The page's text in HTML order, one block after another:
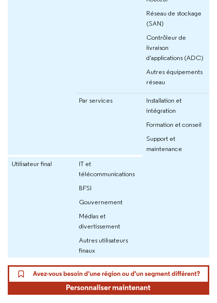
Réseau de stockage
(SAN)
Contrôleur de
livraison
d'applications (ADC)
Autres équipements
réseau
Par services
Installation et
intégration
Formation et conseil
Support et
maintenance
Utilisateur final
IT et
télécommunications
BFSI
Gouvernement
Médias et
divertissement
Autres utilisateurs
finaux